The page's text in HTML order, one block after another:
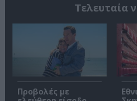
Τελευταία
Προβολές με